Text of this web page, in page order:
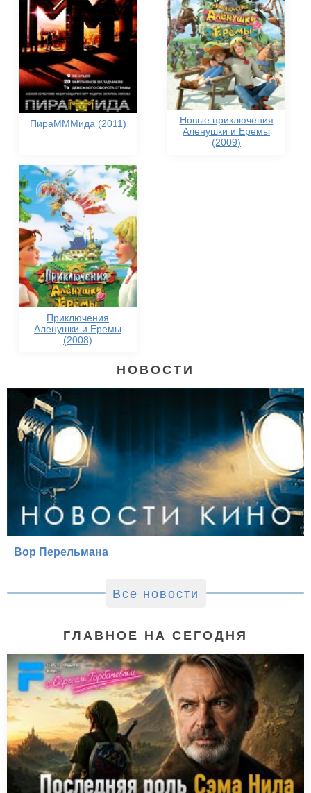
ПираМММида (2011)
Новые приключения
Аленушки и Еремы
(2009)
Приключения
Аленушки и Еремы
(2008)
НОВОСТИ
Вор Перельмана
Все новости
ГЛАВНОЕ НА СЕГОДНЯ